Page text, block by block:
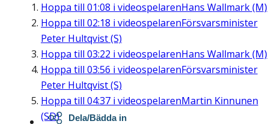
Hoppa till 01:08 i videospelarenHans Wallmark (M)
Hoppa till 02:18 i videospelarenFörsvarsminister
Peter Hultqvist (S)
Hoppa till 03:22 i videospelarenHans Wallmark (M)
Hoppa till 03:56 i videospelarenFörsvarsminister
Peter Hultqvist (S)
Hoppa till 04:37 i videospelarenMartin Kinnunen
(SD)
Dela/Bädda in